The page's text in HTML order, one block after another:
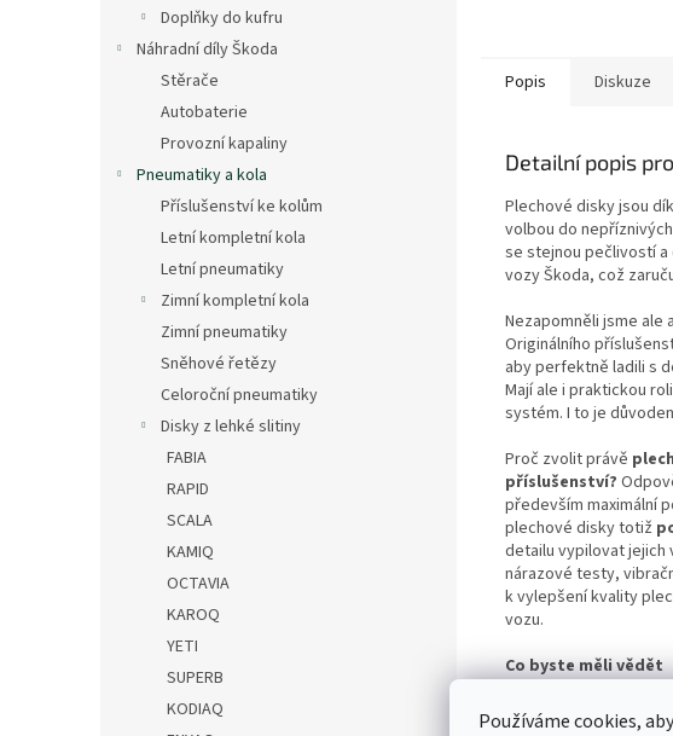
Používáme cookies,
Doplňky do kufru
Náhradní díly Škoda
Stěrače
Autobaterie
Provozní kapaliny
Pneumatiky a kola
Příslušenství ke kolům
Letní kompletní kola
Letní pneumatiky
Zimní kompletní kola
Zimní pneumatiky
Sněhové řetězy
Celoroční pneumatiky
Disky z lehké slitiny
FABIA
RAPID
SCALA
KAMIQ
OCTAVIA
KAROQ
YETI
SUPERB
KODIAQ
Popis Diskuze
Detailní popis
Plechové disky jsou
volbou do
se stejnou pečlivostí a
vozy Škoda, což
Nezapomněli jsme ale
Originálního
aby perfektně ladili s
Mají ale i praktickou
systém. I to je
Proč zvolit právě
příslušenství?
především maximální
plechové disky totiž
detailu vypilovat jejich
nárazové testy,
k vylepšení kvality
vozu.
Co byste měli vědět
Před objednávkou si